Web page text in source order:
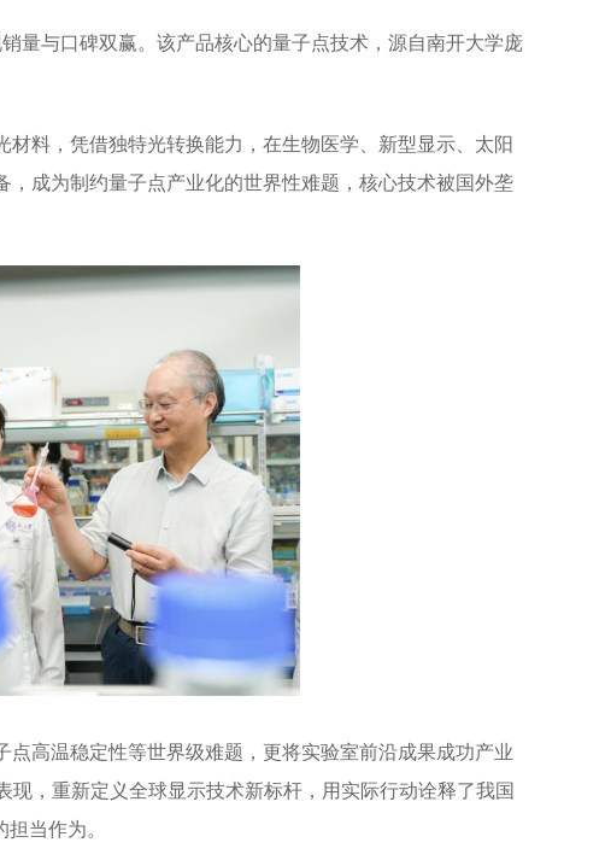
量与口碑双赢。该产品核心的量子点技术，源自南开大学庞
料，凭借独特光转换能力，在生物医学、新型显示、太阳
成为制约量子点产业化的世界性难题，核心技术被国外垄
高温稳定性等世界级难题，更将实验室前沿成果成功产业
现，重新定义全球显示技术新标杆，用实际行动诠释了我国
当作为。